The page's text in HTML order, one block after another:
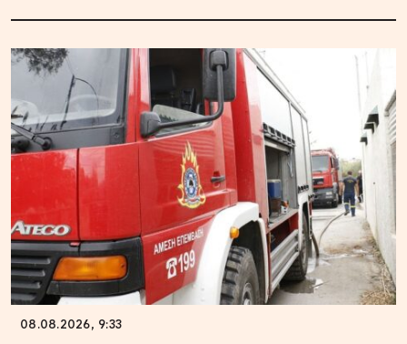
08.08.2026, 9:33